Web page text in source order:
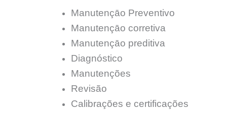
Manutençāo Preventivo
Manutençāo corretiva
Manutençāo preditiva
Diagnóstico
Manutenções
Revisão
Calibrações e certificações